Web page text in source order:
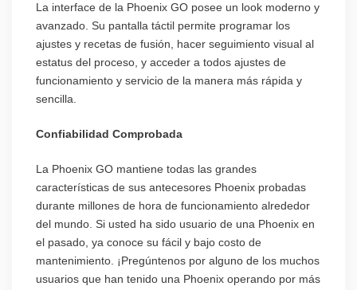
La interface de la Phoenix GO posee un look moderno y
avanzado. Su pantalla táctil permite programar los
ajustes y recetas de fusión, hacer seguimiento visual al
estatus del proceso, y acceder a todos ajustes de
funcionamiento y servicio de la manera más rápida y
sencilla.
Confiabilidad Comprobada
La Phoenix GO mantiene todas las grandes
características de sus antecesores Phoenix probadas
durante millones de hora de funcionamiento alrededor
del mundo. Si usted ha sido usuario de una Phoenix en
el pasado, ya conoce su fácil y bajo costo de
mantenimiento. ¡Pregúntenos por alguno de los muchos
usuarios que han tenido una Phoenix operando por más